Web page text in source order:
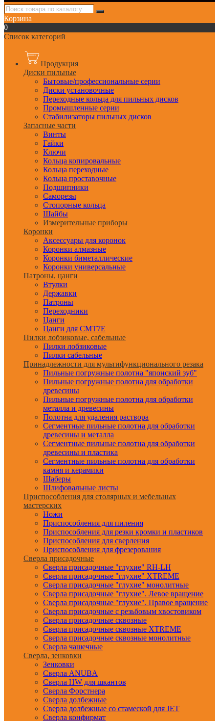
Корзина
0
Список категорий
Продукция
Диски пильные
Бытовые/профессиональные серии
Диски установочные
Переходные кольца для пильных дисков
Промышленные серии
Стабилизаторы пильных дисков
Запасные части
Винты
Гайки
Ключи
Кольца копировальные
Кольца переходные
Кольца проставочные
Подшипники
Саморезы
Стопорные кольца
Шайбы
Измерительные приборы
Коронки
Аксессуары для коронок
Коронки алмазные
Коронки биметаллические
Коронки универсальные
Патроны, цанги
Втулки
Державки
Патроны
Переходники
Цанги
Цанги для CMT7E
Пилки лобзиковые, сабельные
Пилки лобзиковые
Пилки сабельные
Принадлежности для мультифункционального резака
Пильные погружные полотна "японский зуб"
Пильные погружные полотна для обработки
древесины
Пильные погружные полотна для обработки
металла и древесины
Полотна для удаления раствора
Сегментные пильные полотна для обработки
древесины и металла
Сегментные пильные полотна для обработки
древесины и пластика
Сегментные пильные полотна для обработки
камня и керамики
Шаберы
Шлифовальные листы
Приспособления для столярных и мебельных
мастерских
Ножи
Приспособления для пиления
Приспособления для резки кромки и пластиков
Приспособления для сверления
Приспособления для фрезерования
Сверла присадочные
Сверла присадочные "глухие" RH-LH
Сверла присадочные "глухие" XTREME
Сверла присадочные "глухие" монолитные
Сверла присадочные "глухие". Левое вращение
Сверла присадочные "глухие". Правое вращение
Сверла присадочные с резьбовым хвостовиком
Сверла присадочные сквозные
Сверла присадочные сквозные XTREME
Сверла присадочные сквозные монолитные
Сверла чашечные
Сверла, зенковки
Зенковки
Сверла ANUBA
Сверла HW для шкантов
Сверла Форстнера
Сверла долбежные
Сверла долбежные со стамеской для JET
Сверла конфирмат